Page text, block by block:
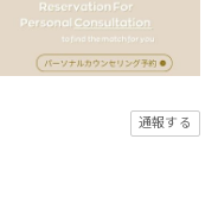
通報する